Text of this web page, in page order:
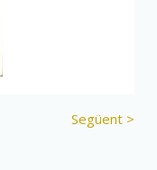
Següent >